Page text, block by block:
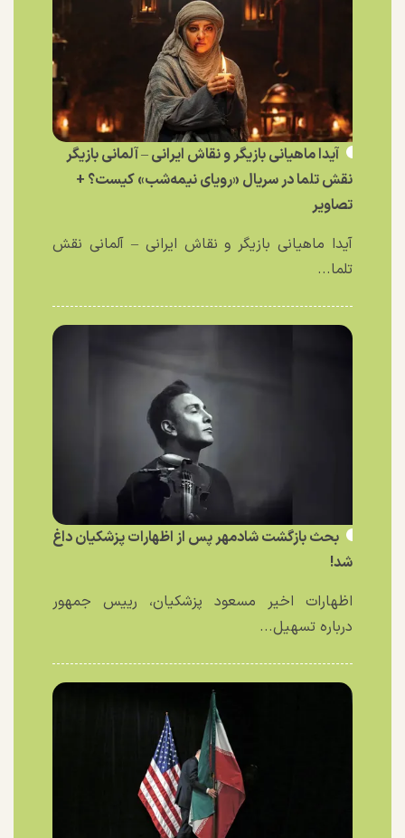
آیدا ماهیانی بازیگر و نقاش ایرانی – آلمانی بازیگر
نقش تلما در سریال «رویای نیمه‌شب» کیست؟ +
تصاویر
آیدا ماهیانی بازیگر و نقاش ایرانی – آلمانی نقش
تلما...
بحث بازگشت شادمهر پس از اظهارات پزشکیان داغ
شد!
اظهارات اخیر مسعود پزشکیان، رییس جمهور
درباره تسهیل...